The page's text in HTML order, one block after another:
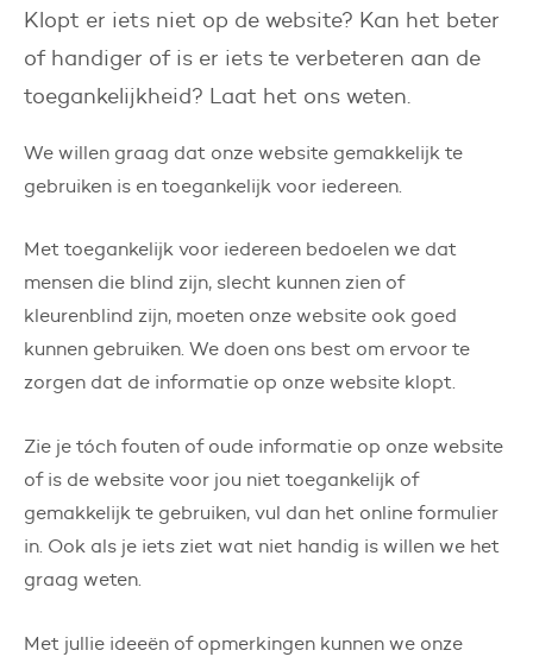
Klopt er iets niet op de website? Kan het beter
of handiger of is er iets te verbeteren aan de
toegankelijkheid? Laat het ons weten.
We willen graag dat onze website gemakkelijk te
gebruiken is en toegankelijk voor iedereen.
Met toegankelijk voor iedereen bedoelen we dat
mensen die blind zijn, slecht kunnen zien of
kleurenblind zijn, moeten onze website ook goed
kunnen gebruiken. We doen ons best om ervoor te
zorgen dat de informatie op onze website klopt.
Zie je tóch fouten of oude informatie op onze website
of is de website voor jou niet toegankelijk of
gemakkelijk te gebruiken, vul dan het online formulier
in. Ook als je iets ziet wat niet handig is willen we het
graag weten.
Met jullie ideeën of opmerkingen kunnen we onze